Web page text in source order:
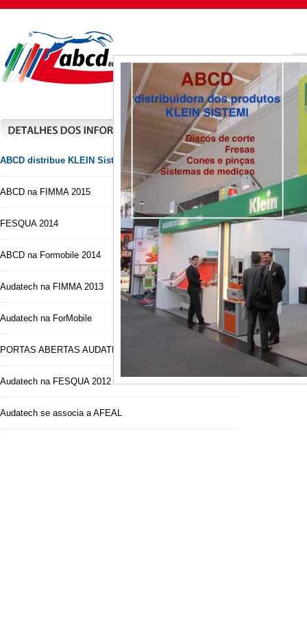
ABCD distribue KLEIN Sistemi
ABCD na FIMMA 2015
FESQUA 2014
ABCD na Formobile 2014
Audatech na FIMMA 2013
Audatech na ForMobile
PORTAS ABERTAS AUDATECH
Audatech na FESQUA 2012
Audatech se associa a AFEAL
* Clique na
fresas,
da
Para